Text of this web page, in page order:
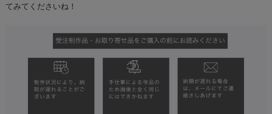
てみてくださいね！